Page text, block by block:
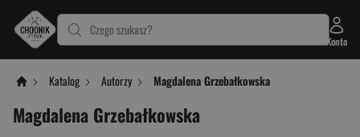
Czego szukasz?
Konto
Katalog Autorzy Magdalena Grzebałkowska
Magdalena Grzebałkowska